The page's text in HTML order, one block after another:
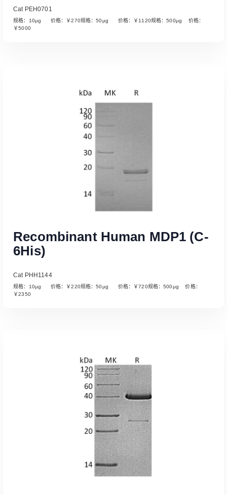
Read More
Cat PEH0701
规格：10µg 价格：￥270规格：50µg 价格：￥1120规格：500µg 价格：
￥5000
Read More
Recombinant Human MDP1 (C-
6His)
Cat PHH1144
规格：10µg 价格：￥220规格：50µg 价格：￥720规格：500µg 价格：
￥2350